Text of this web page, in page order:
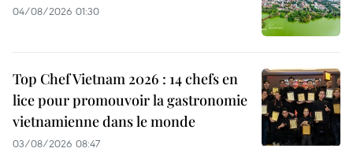
04/08/2026 01:30
Top Chef Vietnam 2026 : 14 chefs en
lice pour promouvoir la gastronomie
vietnamienne dans le monde
03/08/2026 08:47